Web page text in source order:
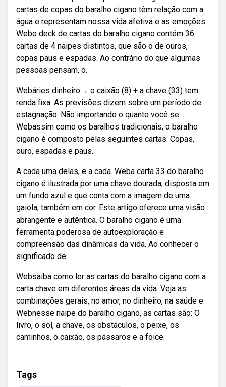
cartas de copas do baralho cigano têm relação com a
água e representam nossa vida afetiva e as emoções.
Webo deck de cartas do baralho cigano contém 36
cartas de 4 naipes distintos, que são o de ouros,
copas paus e espadas. Ao contrário do que algumas
pessoas pensam, o.
Webáries dinheiro→ o caixão (8) + a chave (33) tem
renda fixa: As previsões dizem sobre um período de
estagnação: Não importando o quanto você se.
Webassim como os baralhos tradicionais, o baralho
cigano é composto pelas seguintes cartas: Copas,
ouro, espadas e paus.
A cada uma delas, e a cada. Weba carta 33 do baralho
cigano é ilustrada por uma chave dourada, disposta em
um fundo azul e que conta com a imagem de uma
gaiola, também em cor. Este artigo oferece uma visão
abrangente e autêntica. O baralho cigano é uma
ferramenta poderosa de autoexploração e
compreensão das dinâmicas da vida. Ao conhecer o
significado de.
Websaiba como ler as cartas do baralho cigano com a
carta chave em diferentes áreas da vida. Veja as
combinações gerais, no amor, no dinheiro, na saúde e.
Webnesse naipe do baralho cigano, as cartas são: O
livro, o sol, a chave, os obstáculos, o peixe, os
caminhos, o caixão, os pássaros e a foice.
Tags